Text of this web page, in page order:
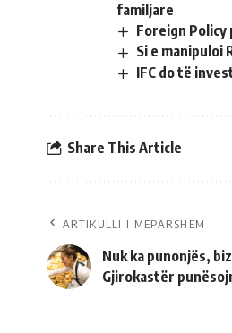
familjare
Foreign
Si e manipuloi
IFC do të
Share This Article
ARTIKULLI I MËPARSHËM
Nuk ka punonjës,
Gjirokastër